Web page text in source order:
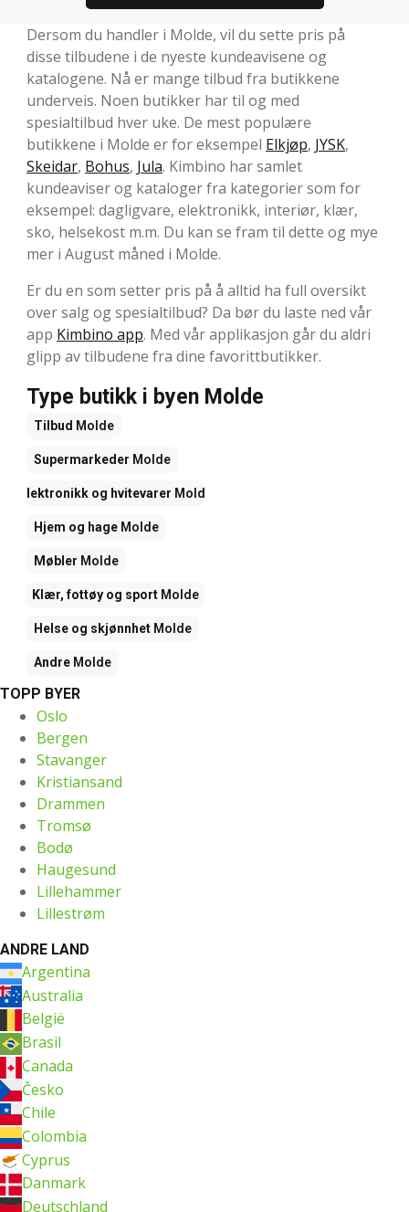
Dersom du handler i Molde, vil du sette pris på
disse tilbudene i de nyeste kundeavisene og
katalogene. Nå er mange tilbud fra butikkene
underveis. Noen butikker har til og med
spesialtilbud hver uke. De mest populære
butikkene i Molde er for eksempel Elkjøp, JYSK,
Skeidar, Bohus, Jula. Kimbino har samlet
kundeaviser og kataloger fra kategorier som for
eksempel: dagligvare, elektronikk, interiør, klær,
sko, helsekost m.m. Du kan se fram til dette og mye
mer i August måned i Molde.
Er du en som setter pris på å alltid ha full oversikt
over salg og spesialtilbud? Da bør du laste ned vår
app Kimbino app. Med vår applikasjon går du aldri
glipp av tilbudene fra dine favorittbutikker.
Type butikk i byen Molde
Tilbud Molde
Supermarkeder Molde
Elektronikk og hvitevarer Molde
Hjem og hage Molde
Møbler Molde
Klær, fottøy og sport Molde
Helse og skjønnhet Molde
Andre Molde
TOPP BYER
Oslo
Bergen
Stavanger
Kristiansand
Drammen
Tromsø
Bodø
Haugesund
Lillehammer
Lillestrøm
ANDRE LAND
Argentina
Australia
België
Brasil
Canada
Česko
Chile
Colombia
Cyprus
Danmark
Deutschland